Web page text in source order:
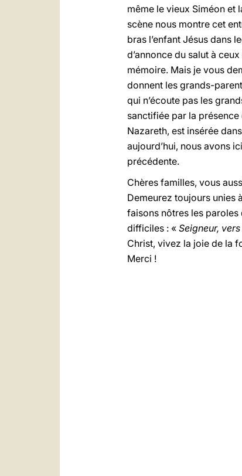
même le vieux Siméon et
scène nous montre cet
bras l’enfant Jésus dans
d’annonce du salut à
mémoire. Mais je vous
donnent les grands-
qui n’écoute pas les
sanctifiée par la
Nazareth, est insérée
aujourd’hui, nous avons
précédente.
Chères familles, vous
Demeurez toujours unies
faisons nôtres les
difficiles : « Seigneur,
Christ, vivez la joie de la
Merci !